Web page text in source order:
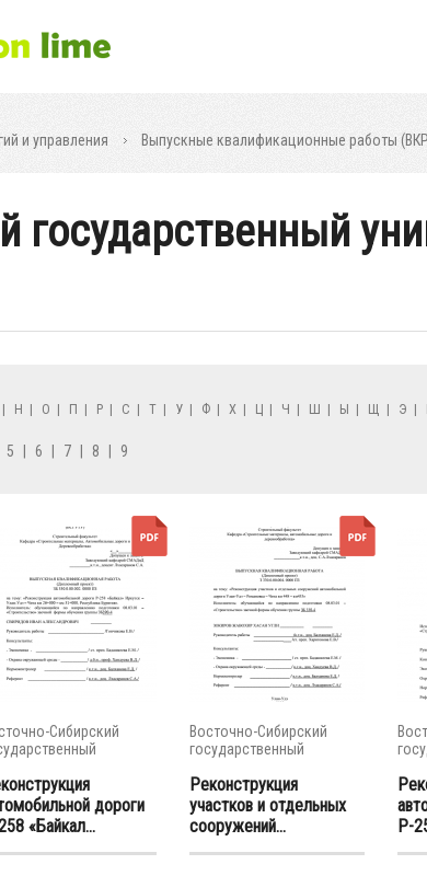
и управления Выпускные квалификационные работы
государственный
| Н | О | П | Р | С | Т | У | Ф | Х | Ц | Ч | Ш | Ы | Щ | Э |
5 6 7 8 9
Сибирский
дороги
«Байкал...
Восточно-Сибирский
государственный
Реконструкция
участков и отдельных
сооружений...
Р-